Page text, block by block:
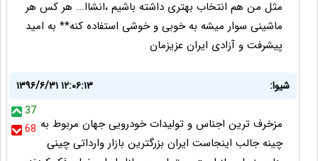
مثل من هم انتخاب بهتری داشته باشیم ،انشاا... هر کس هر
ماشینی سوار میشه به خوبی و خوشی استفاده کنه** به امید
پیشرفت و آزادی ایران عزیزمان
شيوا:
۱۳۹۶/۶/۳۱ ۱۲:۰۶:۱۳
37
68 مزخرف ترین اجناس و تولیدات خودرویی جهان مربوط به
چینه جالب اینجاست ایران بزرگترین بازار وارداتی چینی